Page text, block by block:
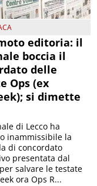
editoria: il
boccia il
delle
Ops (ex
si dimette
di Lecco ha
inammissibile la
di concordato
presentata dal
salvare le testate
ora Ops R...